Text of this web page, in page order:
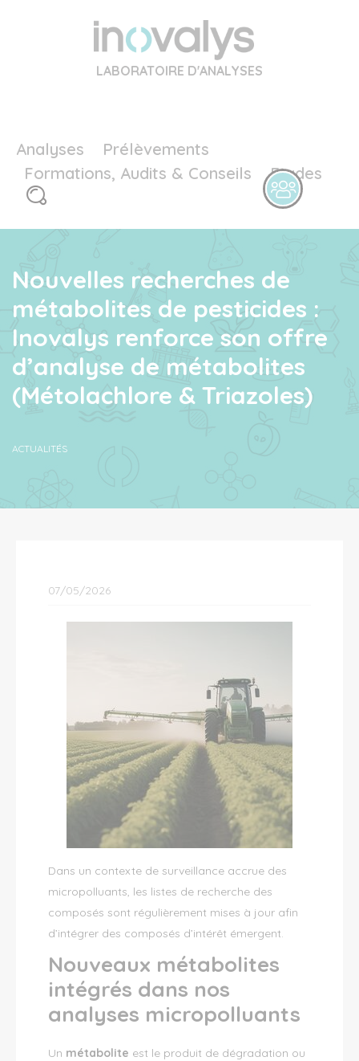
LABORATOIRE D'ANALYSES
Analyses
Prélèvements
Formations, Audits & Conseils
Etudes
Nouvelles recherches de
métabolites de pesticides :
Inovalys renforce son offre
d’analyse de métabolites
(Métolachlore & Triazoles)
ACTUALITÉS
07/05/2026
Dans un contexte de surveillance accrue des
micropolluants, les listes de recherche des
composés sont régulièrement mises à jour afin
d’intégrer des composés d’intérêt émergent.
Nouveaux métabolites
intégrés dans nos
analyses micropolluants
Un métabolite est le produit de dégradation ou